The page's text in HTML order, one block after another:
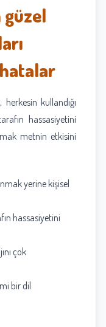
kullandığı
hassasiyetini
metnin etkisini
yerine kişisel
hassasiyetini
çok
bir dil